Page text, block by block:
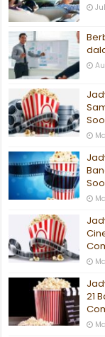
21